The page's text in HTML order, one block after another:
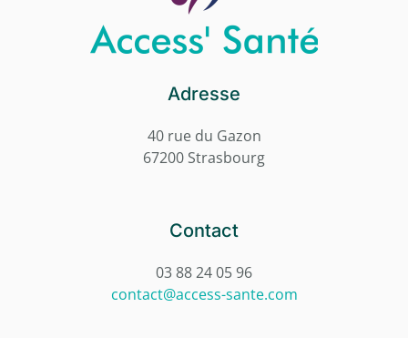
Adresse
40 rue du Gazon
67200 Strasbourg
Contact
03 88 24 05 96
contact@access-sante.com